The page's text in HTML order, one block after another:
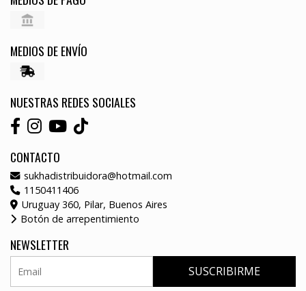
MEDIOS DE ENVÍO
NUESTRAS REDES SOCIALES
CONTACTO
sukhadistribuidora@hotmail.com
1150411406
Uruguay 360, Pilar, Buenos Aires
Botón de arrepentimiento
NEWSLETTER
SUSCRIBIRME